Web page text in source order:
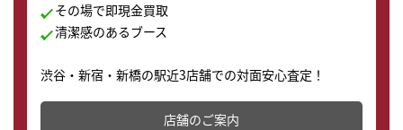
その場で即現金買取
清潔感のあるブース
渋谷・新宿・新橋の駅近3店舗での対面安心査定！
その場で現金買取致します。渋谷本店では、時計販売の
店舗を併設しており、下取りに出してお得に新しい時計
店舗のご案内